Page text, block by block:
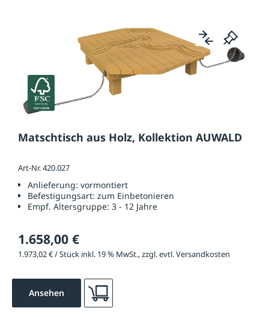
Matschtisch aus Holz, Kollektion AUWALD
Art-Nr. 420.027
Anlieferung: vormontiert
Befestigungsart: zum Einbetonieren
Empf. Altersgruppe: 3 - 12 Jahre
1.658,00 €
1.973,02 € / Stück inkl. 19 % MwSt., zzgl. evtl. Versandkosten
Ansehen